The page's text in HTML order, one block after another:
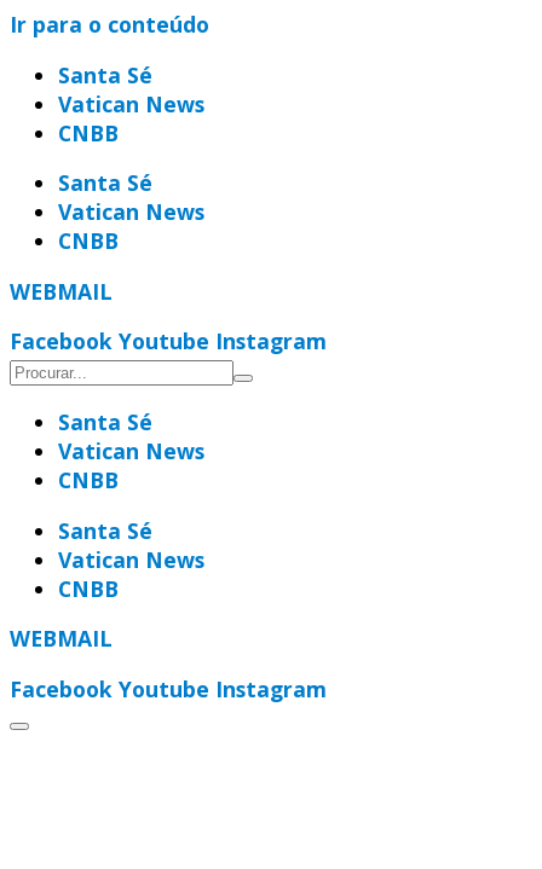
Ir para o conteúdo
Santa Sé
Vatican News
CNBB
Santa Sé
Vatican News
CNBB
WEBMAIL
Facebook Youtube Instagram
Santa Sé
Vatican News
CNBB
Santa Sé
Vatican News
CNBB
WEBMAIL
Facebook Youtube Instagram